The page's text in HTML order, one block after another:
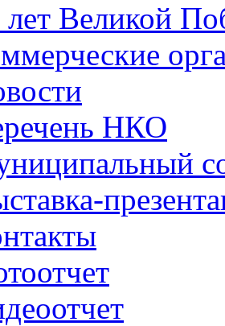
лет Великой
НКО